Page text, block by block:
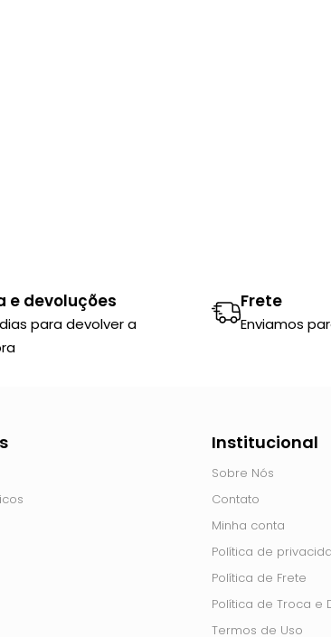
e devoluções
para devolver a
Frete
Enviamos
Institucional
Sobre Nós
Contato
Minha conta
Política de
Política de Frete
Política de Troca e
Termos de Uso